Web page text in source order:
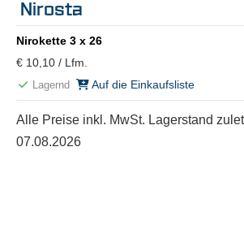
Nirosta
Nirokette 3 x 26
€ 10,10 / Lfm.
Lagernd Auf die Einkaufsliste
Alle Preise inkl. MwSt. Lagerstand
07.08.2026